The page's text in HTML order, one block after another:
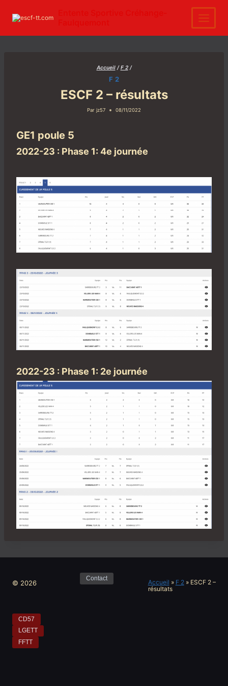
contenu
Accueil / F 2 /
F 2
ESCF 2 – résultats
Par jz57 08/11/2022
GE1 poule 5
2022-23 : Phase 1: 4e journée
2022-23 : Phase 1: 2e journée
© 2026
Contact
Accueil » F 2 »ESCF 2 –
résultats
CD57
LGETT
FFTT